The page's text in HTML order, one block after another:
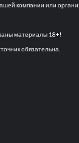
компании или
материалы 18+!
обязательна.